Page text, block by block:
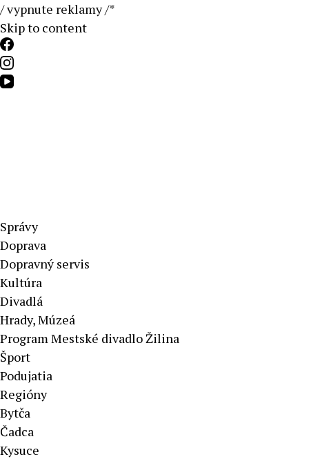
/ vypnute reklamy /*
Skip to content
Aktuálne správy – severné Slovensko
Správy
Doprava
Dopravný servis
Kultúra
Divadlá
Hrady, Múzeá
Program Mestské divadlo Žilina
Šport
Podujatia
Regióny
Bytča
Čadca
Kysuce